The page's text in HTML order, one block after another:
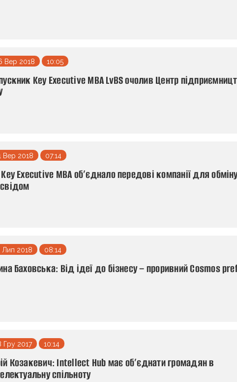
Вер 2018 10:05
Key Executive MBA LvBS очолив Центр
Вер 2018 07:14
Executive MBA об’єднало передові компанії для
Лип 2018 08:14
Баховська: Від ідеї до бізнесу – проривний Cosmos
Гру 2017 10:14
Козакевич: Intellect Hub має об’єднати громадян в
спільноту